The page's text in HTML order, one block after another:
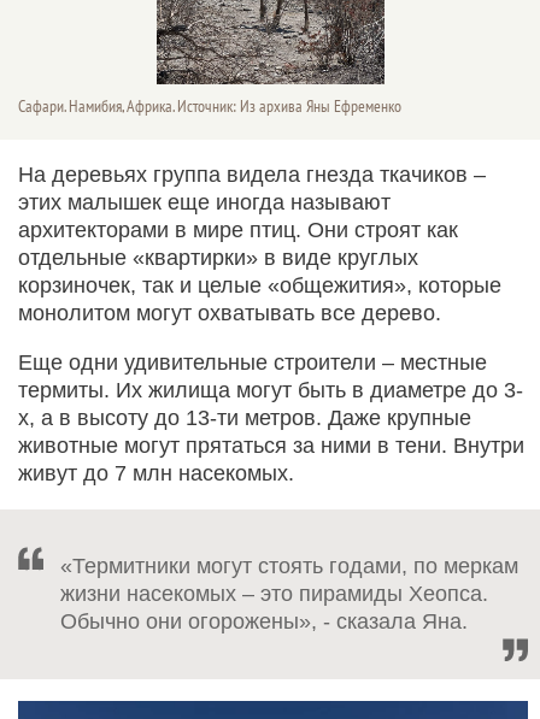
Сафари. Намибия, Африка. Источник: Из архива Яны Ефременко
На деревьях группа видела гнезда ткачиков –
этих малышек еще иногда называют
архитекторами в мире птиц. Они строят как
отдельные «квартирки» в виде круглых
корзиночек, так и целые «общежития», которые
монолитом могут охватывать все дерево.
Еще одни удивительные строители – местные
термиты. Их жилища могут быть в диаметре до 3-
х, а в высоту до 13-ти метров. Даже крупные
животные могут прятаться за ними в тени. Внутри
живут до 7 млн насекомых.
«Термитники могут стоять годами, по меркам
жизни насекомых – это пирамиды Хеопса.
Обычно они огорожены», - сказала Яна.